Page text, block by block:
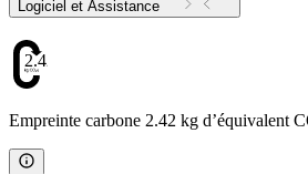
Logiciel et Assistance
2.42
Empreinte carbone 2.42 kg d’équivalent